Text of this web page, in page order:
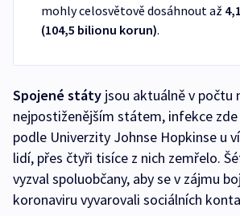
mohly celosvětově dosáhnout až
(104,5 bilionu korun).
Spojené státy jsou aktuálně v počtu
nejpostiženějším státem, infekce zde
podle Univerzity Johnse Hopkinse u
lidí, přes čtyři tisíce z nich zemřelo.
vyzval spoluobčany, aby se v zájmu
koronaviru vyvarovali sociálních